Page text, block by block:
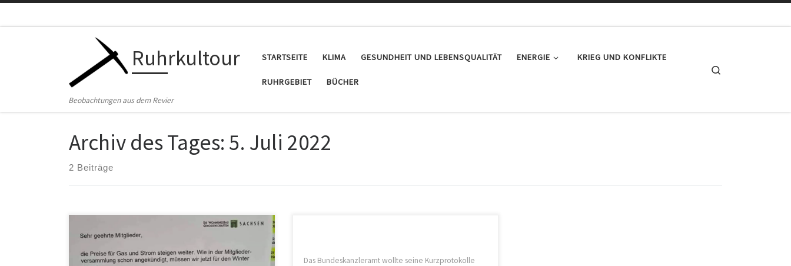
Ruhrkultour
Beobachtungen aus dem Revier
STARTSEITE KLIMA GESUNDHEIT UND LEBENSQUALITÄT ENERGIE KRIEG UND KONFLIKTE
RUHRGEBIET BÜCHER
Archiv des Tages: 5. Juli 2022
2 Beiträge
Die Wohnungsgenossenschaft in Dippoldiswalde
Das Bundeskanzleramt wollte seine Kurzprotokolle